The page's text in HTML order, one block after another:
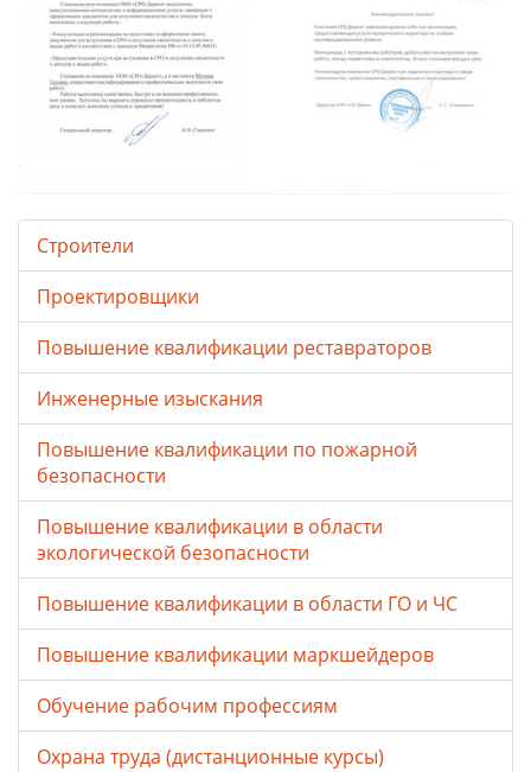
Строители
Проектировщики
Повышение квалификации реставраторов
Инженерные изыскания
Повышение квалификации по пожарной
безопасности
Повышение квалификации в области
экологической безопасности
Повышение квалификации в области ГО и ЧС
Повышение квалификации маркшейдеров
Обучение рабочим профессиям
Охрана труда (дистанционные курсы)